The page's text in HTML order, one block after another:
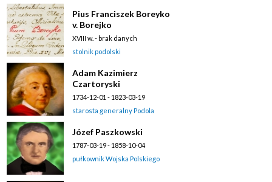
Pius Franciszek Boreyko
v. Borejko
XVIII w. - brak danych
stolnik podolski
Adam Kazimierz
Czartoryski
1734-12-01 - 1823-03-19
starosta generalny Podola
Józef Paszkowski
1787-03-19 - 1858-10-04
pułkownik Wojska Polskiego